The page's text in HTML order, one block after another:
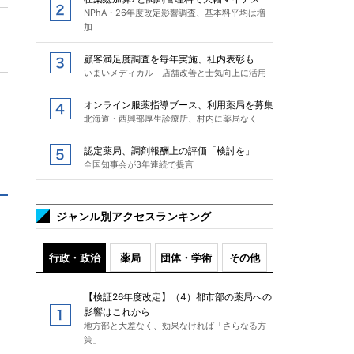
NPhA・26年度改定影響調査、基本料平均は増
加
顧客満足度調査を毎年実施、社内表彰も
いまいメディカル 店舗改善と士気向上に活用
オンライン服薬指導ブース、利用薬局を募集
北海道・西興部厚生診療所、村内に薬局なく
認定薬局、調剤報酬上の評価「検討を」
全国知事会が3年連続で提言
ジャンル別アクセスランキング
行政・政治 薬局 団体・学術 その他
【検証26年度改定】（4）都市部の薬局への
影響はこれから
地方部と大差なく、効果なければ「さらなる方
策」